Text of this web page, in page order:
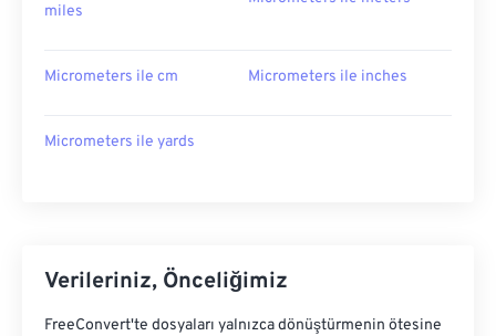
miles
Micrometers ile cm Micrometers ile inches
Micrometers ile yards
Verileriniz, Önceliğimiz
FreeConvert'te dosyaları yalnızca dönüştürmenin ötesine